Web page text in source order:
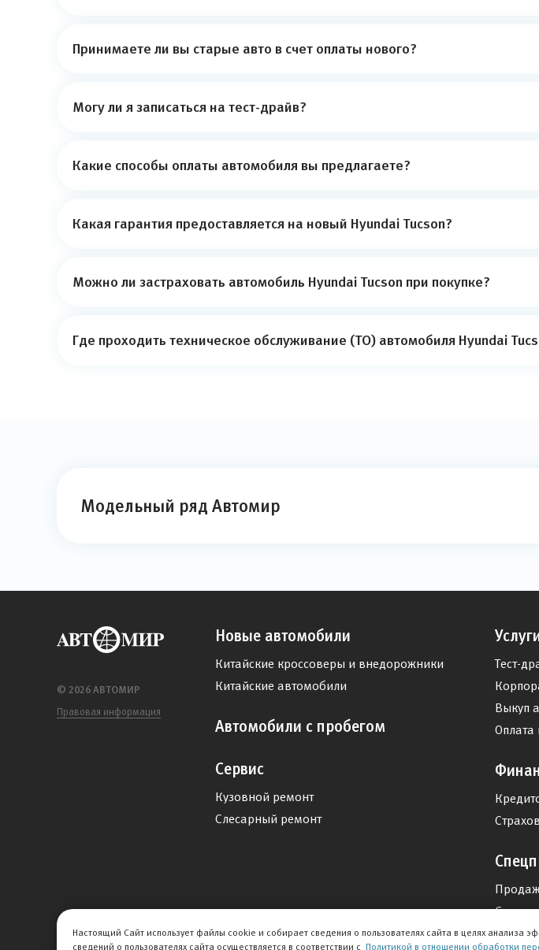
Принимаете ли вы старые авто в счет оплаты нового?
Могу ли я записаться на тест-драйв?
Какие способы оплаты автомобиля вы предлагаете?
Какая гарантия предоставляется на новый Hyundai Tucson?
Можно ли застраховать автомобиль Hyundai Tucson при покупке?
Где проходить техническое обслуживание (ТО) автомобиля Hyundai
Модельный ряд Автомир
© 2026 АВТОМИР
Правовая информация
Новые автомобили
Китайские кроссоверы и внедорожники
Китайские автомобили
Автомобили с пробегом
Сервис
Кузовной ремонт
Слесарный ремонт
Тест-
Выкуп
Оплата
Сервис
Настоящий Сайт использует файлы cookie и собирает сведения о пользователях сайта в целях анализа
сведений о пользователях сайта осуществляется в соответствии с Политикой в отношении обработки